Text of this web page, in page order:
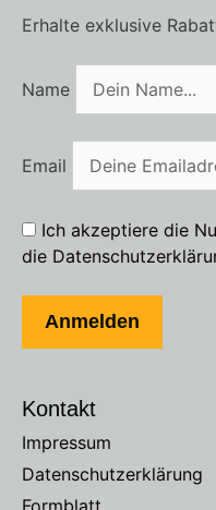
Erhalte exklusive
Name
Email
Ich akzeptiere die
die
Kontakt
Impressum
Datenschutzerklärung
Formblatt